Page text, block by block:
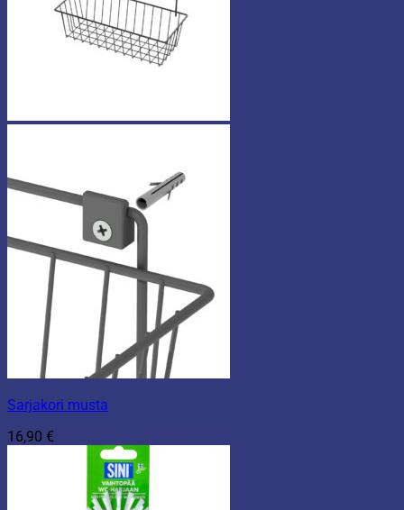
Sarjakori musta
16,90 €